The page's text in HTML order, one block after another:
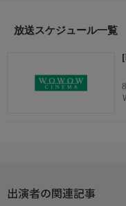
(2024年 日本)
【脚本】三宅唱、和田清
【出演】松村北斗、上白
放送スケジュール一覧
出演者の関連記事